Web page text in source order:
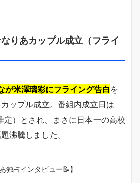
りあカップル成立（フライ
が米澤璃彩にフライング告白を
ップル成立。番組内成立日は
）とされ、まさに日本一の高校
沸騰しました。
独占インタビュー📝】